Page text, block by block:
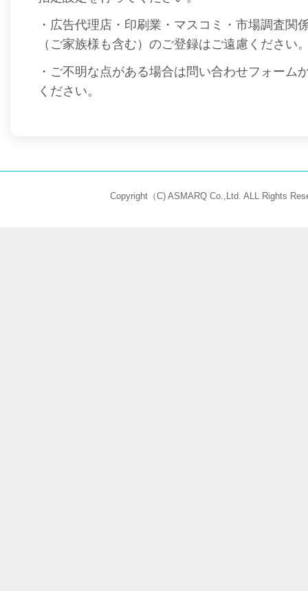
・広告代理店・印刷業・マスコミ・市場調査関
（ご家族様も含む）のご登録はご遠慮ください
・ご不明な点がある場合は問い合わせフォーム
ください。
Copyright（C) ASMARQ Co.,Ltd. ALL Rights